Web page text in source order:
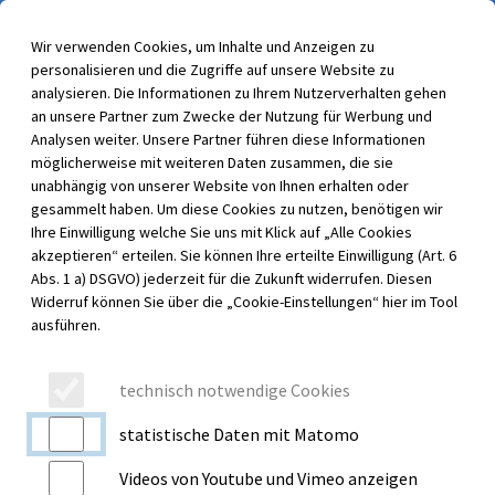
Menü für barrierefreie Funktionen aufrufen
Für unsere Intermediate Care Station (IMC) im
Allgemeinen Krankenhaus Celle -akademisches
Lehrkrankenhaus der Medizinischen Hochschule
Wir verwenden Cookies, um Inhalte und Anzeigen zu
personalisieren und die Zugriffe auf unsere Website zu
analysieren. Die Informationen zu Ihrem Nutzerverhalten gehen
an unsere Partner zum Zwecke der Nutzung für Werbung und
Analysen weiter. Unsere Partner führen diese Informationen
möglicherweise mit weiteren Daten zusammen, die sie
unabhängig von unserer Website von Ihnen erhalten oder
gesammelt haben. Um diese Cookies zu nutzen, benötigen wir
Ihre Einwilligung welche Sie uns mit Klick auf „Alle Cookies
akzeptieren“ erteilen. Sie können Ihre erteilte Einwilligung (Art. 6
Abs. 1 a) DSGVO) jederzeit für die Zukunft widerrufen. Diesen
Widerruf können Sie über die „Cookie-Einstellungen“ hier im Tool
ausführen.
technisch notwendige Cookies
statistische Daten mit Matomo
Videos von Youtube und Vimeo anzeigen